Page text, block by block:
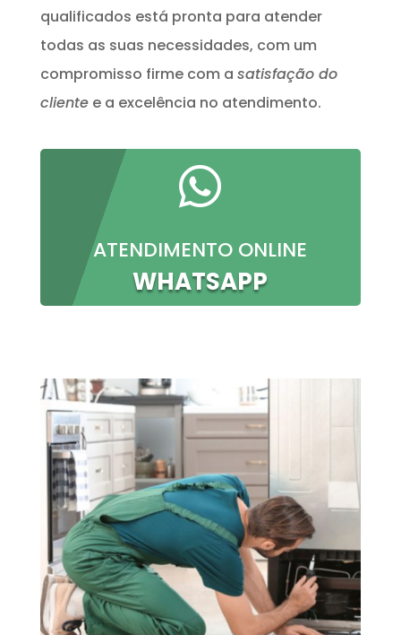
qualificados está pronta para atender
todas as suas necessidades, com um
compromisso firme com a satisfação do
clientee a excelência no atendimento.

ATENDIMENTO ONLINE
WHATSAPP